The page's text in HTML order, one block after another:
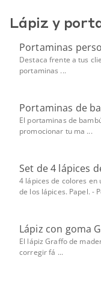
Lápiz y
Portaminas
Destaca frente a tus
portaminas ...
Portaminas de
El portaminas de
promocionar tu ma ...
Set de 4 lápices
4 lápices de colores en
de los lápices. Papel. -
Lápiz con goma
El lápiz Graffo de
corregir fá ...